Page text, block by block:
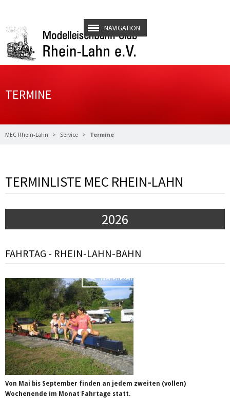
NAVIGATION
TERMINE
MEC Rhein-Lahn Service Termine
TERMINLISTE MEC RHEIN-LAHN
2026
FAHRTAG - RHEIN-LAHN-BAHN
Weiterlesen …
Von Mai bis September finden an jedem zweiten (vollen)
Wochenende im Monat Fahrtage statt.